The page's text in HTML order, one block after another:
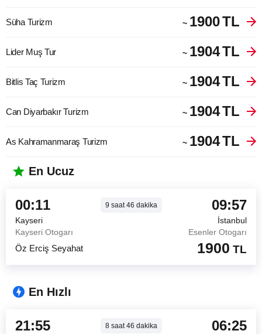
Süha Turizm ~ 1900TL
Lider Muş Tur ~ 1904TL
Bitlis Taç Turizm ~ 1904TL
Can Diyarbakır Turizm ~ 1904TL
As Kahramanmaraş Turizm ~ 1904TL
En Ucuz
00:11 9 saat46 dakika 09:57
Kayseri
İstanbul
Kayseri Otogarı
Esenler Otogarı
Öz Erciş Seyahat 1900 TL
En Hızlı
21:55 8saat46 dakika 06:25